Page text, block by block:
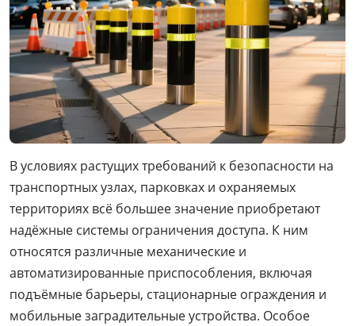
В условиях растущих требований к безопасности на
транспортных узлах, парковках и охраняемых
территориях всё большее значение приобретают
надёжные системы ограничения доступа. К ним
относятся различные механические и
автоматизированные приспособления, включая
подъёмные барьеры, стационарные ограждения и
мобильные заградительные устройства. Особое